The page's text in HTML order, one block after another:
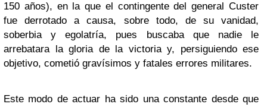
150 años), en la que el contingente del general Custer
fue derrotado a causa, sobre todo, de su vanidad,
soberbia y egolatría, pues buscaba que nadie le
arrebatara la gloria de la victoria y, persiguiendo ese
objetivo, cometió gravísimos y fatales errores militares.
Este modo de actuar ha sido una constante desde que